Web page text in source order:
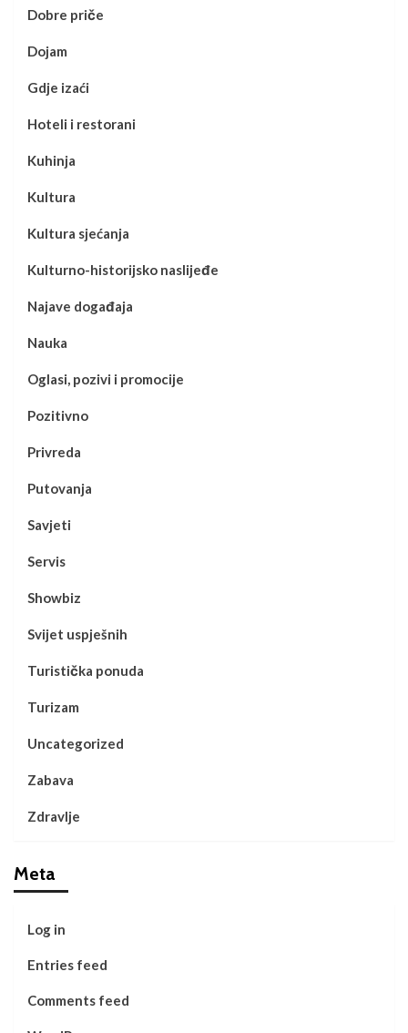
Dobre priče
Dojam
Gdje izaći
Hoteli i restorani
Kuhinja
Kultura
Kultura sjećanja
Kulturno-historijsko naslijeđe
Najave događaja
Nauka
Oglasi, pozivi i promocije
Pozitivno
Privreda
Putovanja
Savjeti
Servis
Showbiz
Svijet uspješnih
Turistička ponuda
Turizam
Uncategorized
Zabava
Zdravlje
Meta
Log in
Entries feed
Comments feed